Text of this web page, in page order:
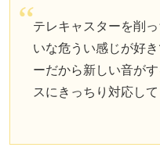
テレキャスターを削
いな危うい感じが好
ーだから新しい音が
スにきっちり対応し